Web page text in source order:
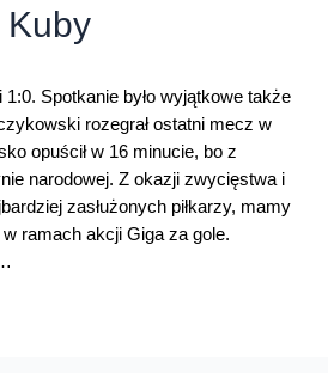
Spotkanie było wyjątkowe także
rozegrał ostatni mecz w
opuścił w 16 minucie, bo z
narodowej. Z okazji zwycięstwa i
zasłużonych piłkarzy, mamy
ramach akcji Giga za gole.